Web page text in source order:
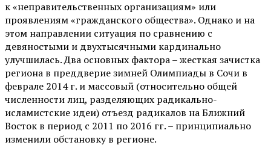
к «неправительственных организациям» или
проявлениям «гражданского общества». Однако и на
этом направлении ситуация по сравнению с
девяностыми и двухтысячными кардинально
улучшилась. Два основных фактора – жесткая зачистка
региона в преддверие зимней Олимпиады в Сочи в
феврале 2014 г. и массовый (относительно общей
численности лиц, разделяющих радикально-
исламистские идеи) отъезд радикалов на Ближний
Восток в период с 2011 по 2016 гг. – принципиально
изменили обстановку в регионе.